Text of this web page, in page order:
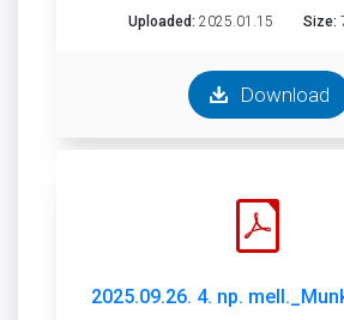
Uploaded: 2025.01.15 Size:
Download
2025.09.26. 4. np.